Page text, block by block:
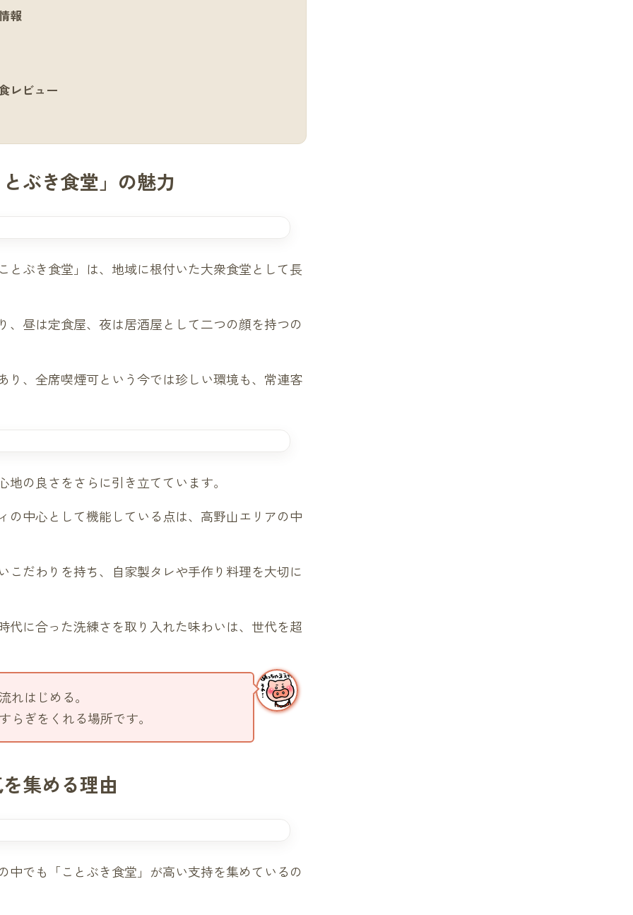
報
レビュー
ぶき食堂」の魅力
とぶき食堂」は、地域に根付いた大衆食堂として長
昼は定食屋、夜は居酒屋として二つの顔を持つの
り、全席喫煙可という今では珍しい環境も、常連客
の良さをさらに引き立てています。
の中心として機能している点は、高野山エリアの中
だわりを持ち、自家製タレや手作り料理を大切に
代に合った洗練さを取り入れた味わいは、世代を超
れはじめる。
ぎをくれる場所です。
集める理由
でも「ことぶき食堂」が高い支持を集めているの